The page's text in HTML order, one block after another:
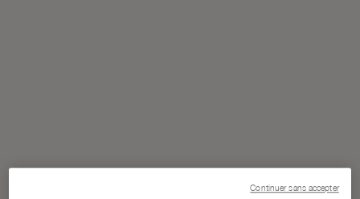
Continuer sans accepter